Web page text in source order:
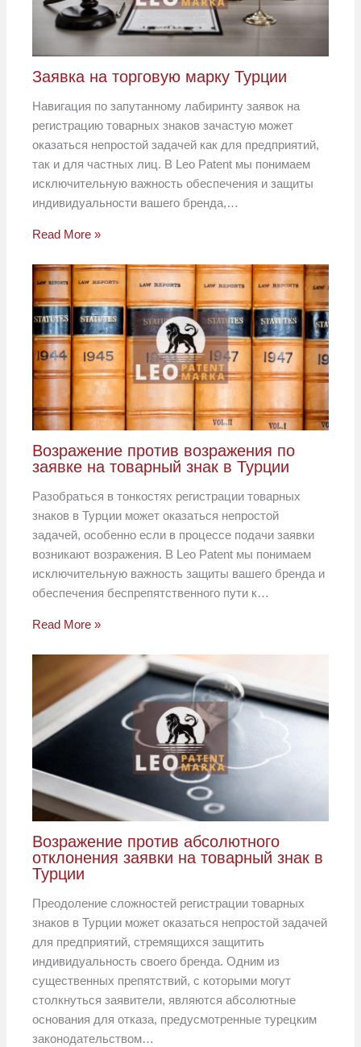
Заявка на торговую марку Турции
Навигация по запутанному лабиринту заявок на
регистрацию товарных знаков зачастую может
оказаться непростой задачей как для предприятий,
так и для частных лиц. В Leo Patent мы понимаем
исключительную важность обеспечения и защиты
индивидуальности вашего бренда,…
Read More »
Возражение против возражения по
заявке на товарный знак в Турции
Разобраться в тонкостях регистрации товарных
знаков в Турции может оказаться непростой
задачей, особенно если в процессе подачи заявки
возникают возражения. В Leo Patent мы понимаем
исключительную важность защиты вашего бренда и
обеспечения беспрепятственного пути к…
Read More »
Возражение против абсолютного
отклонения заявки на товарный знак в
Турции
Преодоление сложностей регистрации товарных
знаков в Турции может оказаться непростой задачей
для предприятий, стремящихся защитить
индивидуальность своего бренда. Одним из
существенных препятствий, с которыми могут
столкнуться заявители, являются абсолютные
основания для отказа, предусмотренные турецким
законодательством…